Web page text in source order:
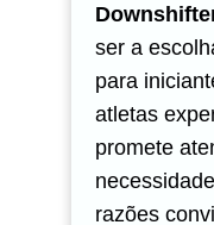
ser a
para
atletas
promete
razões